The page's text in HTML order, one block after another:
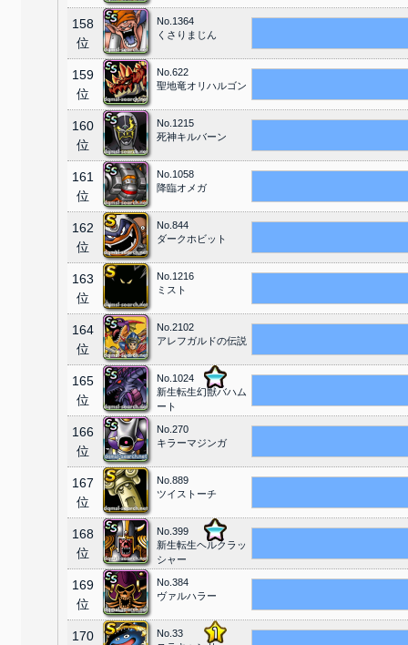
158
位
No.1364
くさりまじん
159
位
No.622
聖地竜オリハルゴン
160
位
No.1215
死神キルバーン
161
位
No.1058
降臨オメガ
162
位
No.844
ダークホビット
163
位
No.1216
ミスト
164
位
No.2102
アレフガルドの伝説
165
位
No.1024
新生転生幻獣バハム
ート
166
位
No.270
キラーマジンガ
167
位
No.889
ツイストーチ
168
位
No.399
新生転生ヘルクラッ
シャー
169
位
No.384
ヴァルハラー
170
No.33